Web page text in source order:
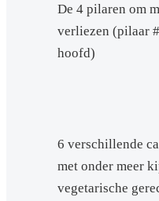
De 4 pilaren om
verliezen (pilaar
hoofd)
6 verschillende
met onder meer
vegetarische